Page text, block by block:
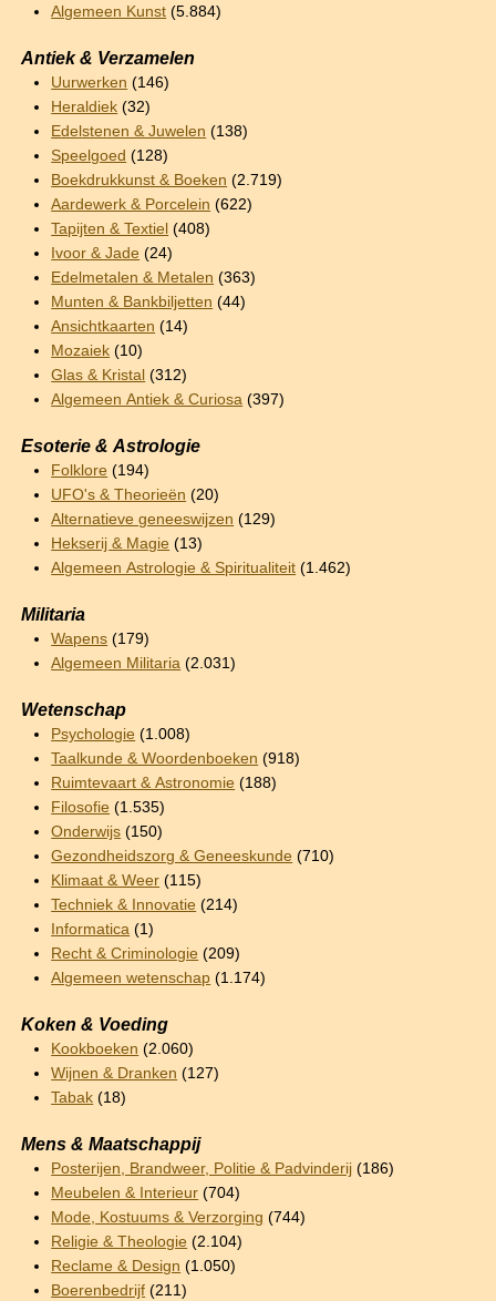
Algemeen Kunst (5.884)
Antiek & Verzamelen
Uurwerken (146)
Heraldiek (32)
Edelstenen & Juwelen (138)
Speelgoed (128)
Boekdrukkunst & Boeken (2.719)
Aardewerk & Porcelein (622)
Tapijten & Textiel (408)
Ivoor & Jade (24)
Edelmetalen & Metalen (363)
Munten & Bankbiljetten (44)
Ansichtkaarten (14)
Mozaiek (10)
Glas & Kristal (312)
Algemeen Antiek & Curiosa (397)
Esoterie & Astrologie
Folklore (194)
UFO's & Theorieën (20)
Alternatieve geneeswijzen (129)
Hekserij & Magie (13)
Algemeen Astrologie & Spiritualiteit (1.462)
Militaria
Wapens (179)
Algemeen Militaria (2.031)
Wetenschap
Psychologie (1.008)
Taalkunde & Woordenboeken (918)
Ruimtevaart & Astronomie (188)
Filosofie (1.535)
Onderwijs (150)
Gezondheidszorg & Geneeskunde (710)
Klimaat & Weer (115)
Techniek & Innovatie (214)
Informatica (1)
Recht & Criminologie (209)
Algemeen wetenschap (1.174)
Koken & Voeding
Kookboeken (2.060)
Wijnen & Dranken (127)
Tabak (18)
Mens & Maatschappij
Posterijen, Brandweer, Politie & Padvinderij (186)
Meubelen & Interieur (704)
Mode, Kostuums & Verzorging (744)
Religie & Theologie (2.104)
Reclame & Design (1.050)
Boerenbedrijf (211)